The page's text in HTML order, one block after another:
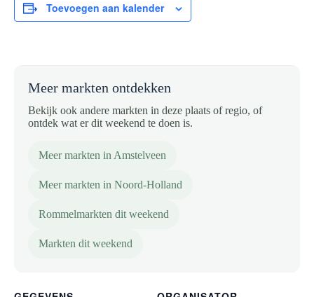
Toevoegen aan kalender
Meer markten ontdekken
Bekijk ook andere markten in deze plaats of regio, of
ontdek wat er dit weekend te doen is.
Meer markten in Amstelveen
Meer markten in Noord-Holland
Rommelmarkten dit weekend
Markten dit weekend